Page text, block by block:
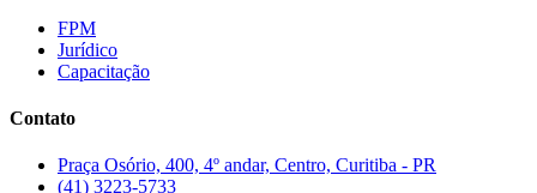
FPM
Jurídico
Capacitação
Contato
Praça Osório, 400, 4º andar, Centro, Curitiba - PR
(41) 3223-5733